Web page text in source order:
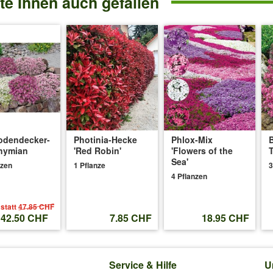
:
gepflanzt. Sie ist auch gut gewachsen. Jedoch trägt sie keine
Bitte im Juni/Juli die Seitentriebe um 2/3 einkürzen, damit sich
:
auf der Terrasse, wie groß bzw. breit muss dann der Topf sein?
statt47.85 CHF
42.50 CHF
Photinia-Hecke
'Red Robin'
1 Pflanze
7.85 CHF
Phlox-Mix
'Flowers of the
Sea'
4 Pflanzen
18.95 CHF
Service & Hilfe